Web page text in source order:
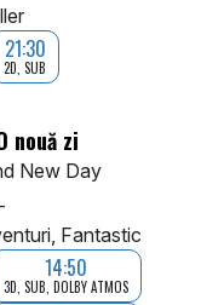
21:30
2D, SUB
nouă zi
New Day
-
Fantastic
14:50
3D, SUB, DOLBY ATMOS